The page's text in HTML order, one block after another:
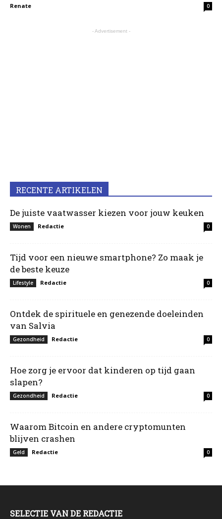
Renate 0
- Advertisement -
RECENTE ARTIKELEN
De juiste vaatwasser kiezen voor jouw keuken
Wonen Redactie 0
Tijd voor een nieuwe smartphone? Zo maak je
de beste keuze
Lifestyle Redactie 0
Ontdek de spirituele en genezende doeleinden
van Salvia
Gezondheid Redactie 0
Hoe zorg je ervoor dat kinderen op tijd gaan
slapen?
Gezondheid Redactie 0
Waarom Bitcoin en andere cryptomunten
blijven crashen
Geld Redactie 0
SELECTIE VAN DE REDACTIE